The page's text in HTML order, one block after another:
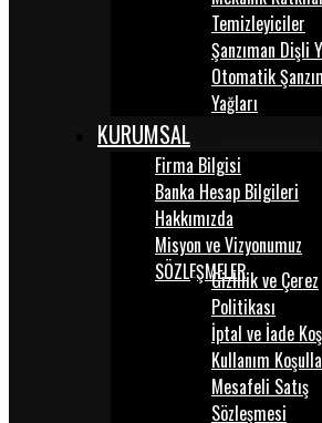
Temizleyiciler
Şanzıman Dişli
Otomatik
Yağları
KURUMSAL
Firma Bilgisi
Banka Hesap Bilgileri
Hakkımızda
Misyon ve Vizyonumuz
SÖZLEŞMELERGizlilik ve Çerez
Politikası
İptal ve İade
Kullanım
Mesafeli Satış
Sözleşmesi